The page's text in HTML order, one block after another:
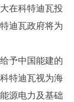
在科特迪瓦投
迪瓦政府将为
予中国能建的
特迪瓦视为海
源电力及基础